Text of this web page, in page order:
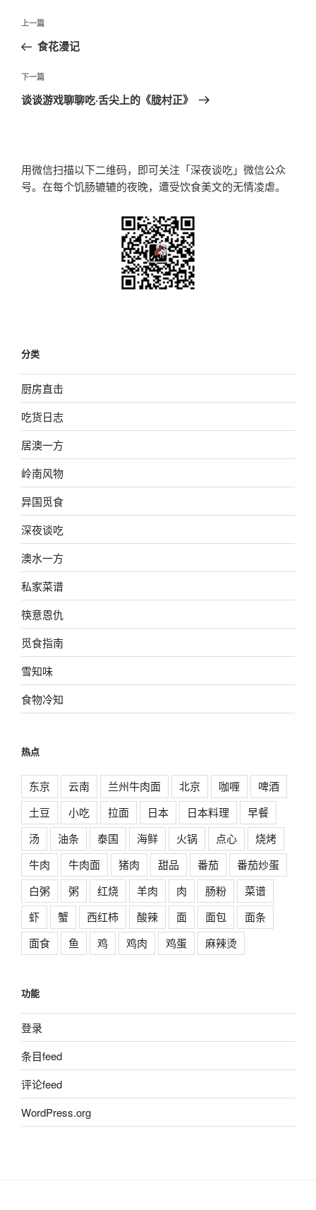
文
导
航
上
一
文
章
上一篇
食花漫记
下
一
下一篇
谈谈游戏聊聊吃·舌尖上的《胧村正》
用微信扫描以下二维码，即可关注「深夜谈吃」微信公众
号。在每个饥肠辘辘的夜晚，遭受饮食美文的无情凌虐。
分类
厨房直击
吃货日志
居澳一方
岭南风物
异国觅食
深夜谈吃
澳水一方
私家菜谱
筷意恩仇
觅食指南
雪知味
食物冷知
热点
东京 云南 兰州牛肉面 北京 咖喱
啤酒
土豆
小吃 拉面 日本 日本料理
早餐
汤
油条 泰国 海鲜 火锅 点心
烧烤
牛肉
牛肉面 猪肉 甜品 番茄
番茄炒蛋
白粥
粥 红烧 羊肉 肉 肠粉
菜谱
虾
蟹 西红柿 酸辣 面 面包
面条
面食
鱼 鸡 鸡肉 鸡蛋 麻辣烫
功能
登录
条目feed
评论feed
WordPress.org